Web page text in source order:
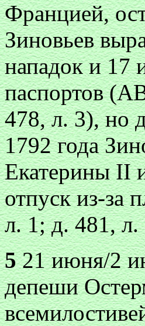
Францией,
Зиновьев
нападок и 17
паспортов
478, л. 3), но
1792 года
Екатерины II
отпуск из-за
л. 1; д. 481, л.
521 июня/2
депеши